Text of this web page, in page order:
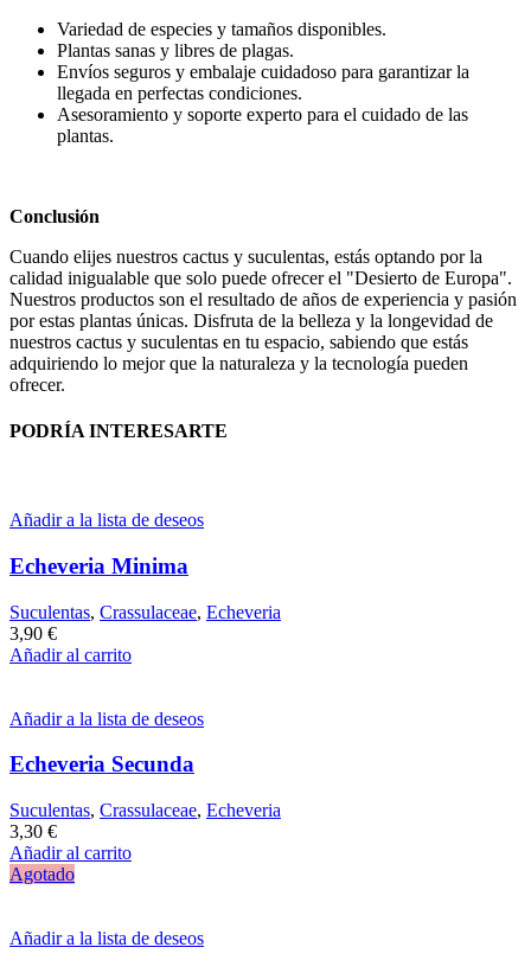
Variedad de especies y tamaños disponibles.
Plantas sanas y libres de plagas.
Envíos seguros y embalaje cuidadoso para garantizar la
llegada en perfectas condiciones.
Asesoramiento y soporte experto para el cuidado de las
plantas.
Conclusión
Cuando elijes nuestros cactus y suculentas, estás optando por la
calidad inigualable que solo puede ofrecer el "Desierto de Europa".
Nuestros productos son el resultado de años de experiencia y pasión
por estas plantas únicas. Disfruta de la belleza y la longevidad de
nuestros cactus y suculentas en tu espacio, sabiendo que estás
adquiriendo lo mejor que la naturaleza y la tecnología pueden
ofrecer.
PODRÍA INTERESARTE
Añadir a la lista de deseos
Echeveria Minima
Suculentas, Crassulaceae, Echeveria
3,90 €
Añadir al carrito
Añadir a la lista de deseos
Echeveria Secunda
Suculentas, Crassulaceae, Echeveria
3,30 €
Añadir al carrito
Agotado
Añadir a la lista de deseos